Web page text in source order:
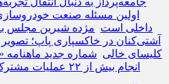
اولین مسئله صنعت
داخلی است مژده شیرین مجلس
آشتی‌کنان در خاکسپاری پاپ؛
کلیسای خالی شماره‌ جدید
انجام بیش از ۲۲ عملیات مشترک ضد داعش در سوریه خبر داد